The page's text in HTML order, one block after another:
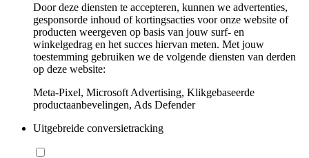
Door deze diensten te accepteren, kunnen we advertenties,
gesponsorde inhoud of kortingsacties voor onze website of
producten weergeven op basis van jouw surf- en
winkelgedrag en het succes hiervan meten. Met jouw
toestemming gebruiken we de volgende diensten van derden
op deze website:
Meta-Pixel, Microsoft Advertising, Klikgebaseerde
productaanbevelingen, Ads Defender
Uitgebreide conversietracking